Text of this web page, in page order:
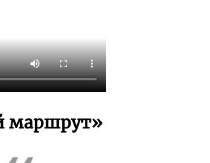
маршрут»